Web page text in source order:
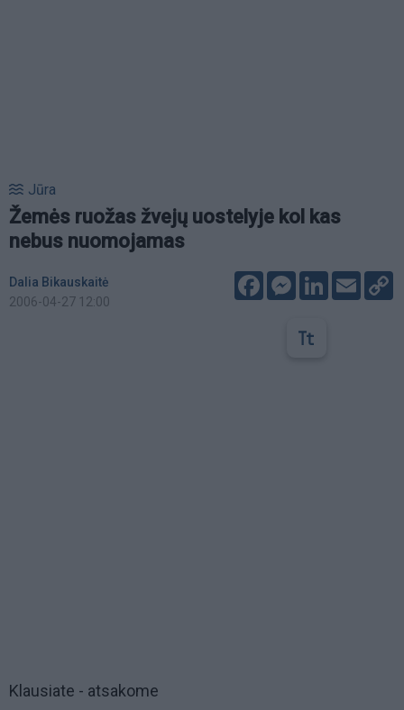
Jūra
Žemės ruožas žvejų uostelyje kol kas
nebus nuomojamas
Dalia Bikauskaitė
2006-04-27 12:00
FacebookMessenger
LinkedIn
Email
Klausiate - atsakome